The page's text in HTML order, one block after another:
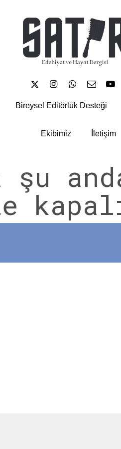
    
Bireysel Editörlük Desteği
Ekibimiz İletişim